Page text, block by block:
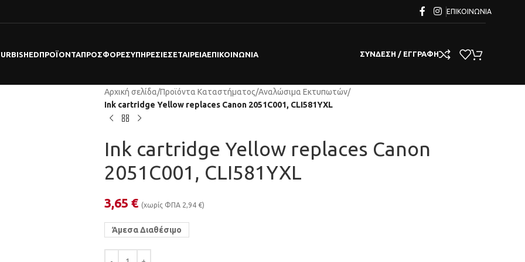
ΕΠΙΚΟΙΝΩΝΊΑ
ΠΡΟΪΌΝΤΑΠΡΟΣΦΟΡΕΣΥΠΗΡΕΣΊΕΣΕΤΑΙΡΕΊΑΕΠΙΚΟΙΝΩΝΊΑ ΣΎΝΔΕΣΗ / ΕΓΓΡΑΦΉ
Αρχική σελίδα/Προϊόντα Καταστήματος/Αναλώσιμα Εκτυπωτών/
Ink cartridge Yellow replaces Canon 2051C001, CLI581YXL
Ink cartridge Yellow replaces Canon
2051C001, CLI581YXL
3,65 € (χωρίς ΦΠΑ 2,94 €)
Άμεσα Διαθέσιμο